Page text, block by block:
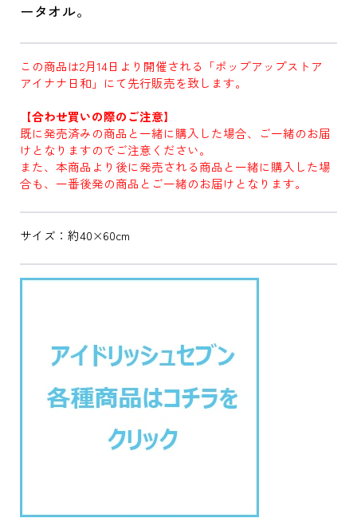
ータオル。
この商品は2月14日より開催される「ポップアップストア
アイナナ日和」にて先行販売を致します。
【合わせ買いの際のご注意】
既に発売済みの商品と一緒に購入した場合、ご一緒のお届
けとなりますのでご注意ください。
また、本商品より後に発売される商品と一緒に購入した場
合も、一番後発の商品とご一緒のお届けとなります。
サイズ：約40×60cm